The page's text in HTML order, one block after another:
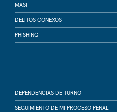
MASI
DELITOS CONEXOS
PHISHING
DEPENDENCIAS DE TURNO
SEGUIMIENTO DE MI PROCESO PENAL